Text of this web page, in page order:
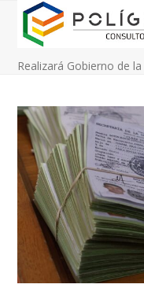
Skip
content
Open
mobile
menu
Close
mobile
menu
Realizará Gobierno de